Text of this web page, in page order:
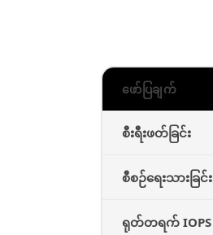
ဖော်ပြချက်
စီးရီးဖတ်ခြင်း
စီစဉ်ရေးသားခြင်း
ရုတ်တရက် IOPS